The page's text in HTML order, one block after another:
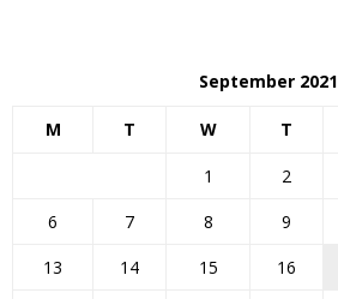
September 2021
M T W T
1 2
6
7 8 9
13
14 15 16